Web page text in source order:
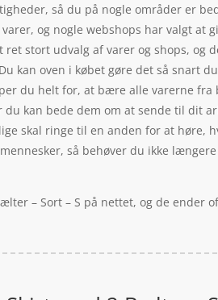
så du på nogle områder er
og nogle webshops har valgt
stort udvalg af varer og shops, og
kan oven i købet gøre det så snart
du helt for, at bære alle varerne
kan bede dem om at sende til dit
skal ringe til en anden for at
så behøver du ikke
– Sort – S på nettet, og de